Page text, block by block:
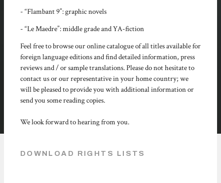
- “Flambant 9”: graphic novels
- “Le Maedre”: middle grade and YA-fiction
Feel free to browse our online catalogue of all titles available for
foreign language editions and find detailed information, press
reviews and / or sample translations. Please do not hesitate to
contact us or our representative in your home country; we
will be pleased to provide you with additional information or
send you some reading copies.
We look forward to hearing from you.
DOWNLOAD RIGHTS LISTS